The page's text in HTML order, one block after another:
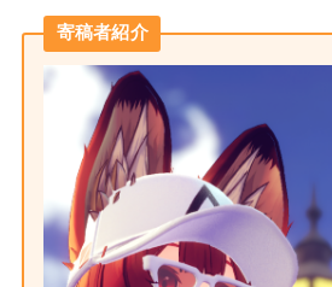
寄稿者紹介